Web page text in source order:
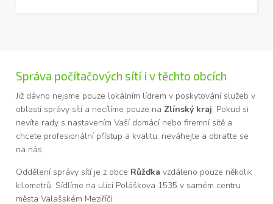
Správa počítačových sítí i v těchto obcích
Již dávno nejsme pouze lokálním lídrem v poskytování služeb v
oblasti správy sítí a necílíme pouze na Zlínský kraj. Pokud si
nevíte rady s nastavením Vaší domácí nebo firemní sítě a
chcete profesionální přístup a kvalitu, neváhejte a obraťte se
na nás.
Oddělení správy sítí je z obce Růžďka vzdáleno pouze několik
kilometrů. Sídlíme na ulici Poláškova 1535 v samém centru
města Valašském Meziříčí.